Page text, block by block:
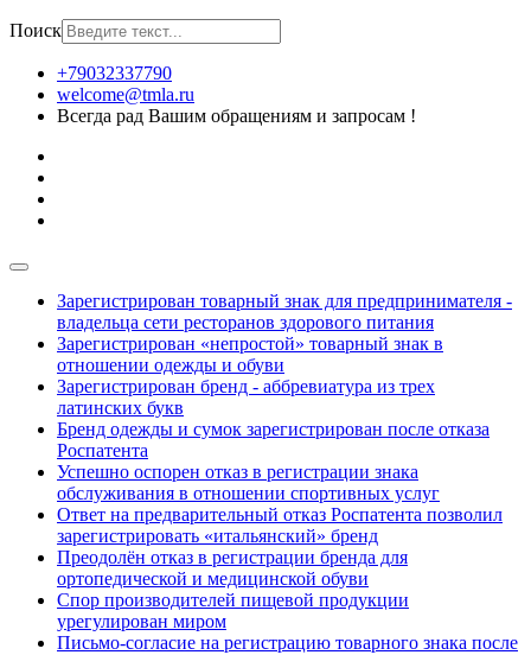
Поиск
+79032337790
welcome@tmla.ru
Всегда рад Вашим обращениям и запросам !
Зарегистрирован товарный знак для предпринимателя -
владельца сети ресторанов здорового питания
Зарегистрирован «непростой» товарный знак в
отношении одежды и обуви
Зарегистрирован бренд - аббревиатура из трех
латинских букв
Бренд одежды и сумок зарегистрирован после отказа
Роспатента
Успешно оспорен отказ в регистрации знака
обслуживания в отношении спортивных услуг
Ответ на предварительный отказ Роспатента позволил
зарегистрировать «итальянский» бренд
Преодолён отказ в регистрации бренда для
ортопедической и медицинской обуви
Спор производителей пищевой продукции
урегулирован миром
Письмо-согласие на регистрацию товарного знака после